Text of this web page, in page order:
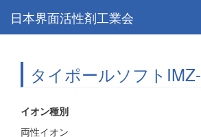
日本界面活性剤工業会
タイポールソフト
イオン種別
両性イオン